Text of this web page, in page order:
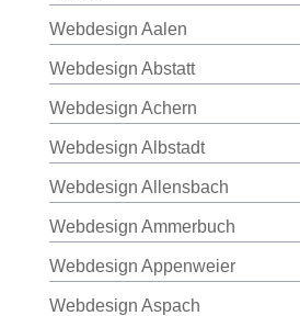
Webdesign Aalen
Webdesign Abstatt
Webdesign Achern
Webdesign Albstadt
Webdesign Allensbach
Webdesign Ammerbuch
Webdesign Appenweier
Webdesign Aspach